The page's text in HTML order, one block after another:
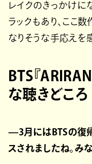
レイクのきっかけ
ラックもあり、ここ
なりそうな手応えを
BTS『
な聴きどころ
—3月にはBTSの復帰
スされましたね。み